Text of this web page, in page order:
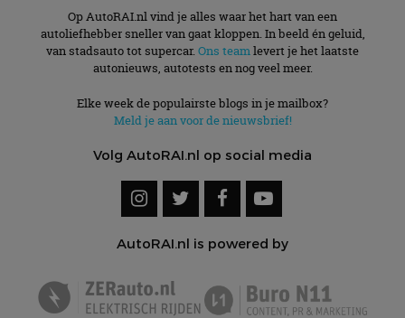
Op AutoRAI.nl vind je alles waar het hart van een
autoliefhebber sneller van gaat kloppen. In beeld én geluid,
van stadsauto tot supercar. Ons teamlevert je het laatste
autonieuws, autotests en nog veel meer.
Elke week de populairste blogs in je mailbox?
Meld je aan voor de nieuwsbrief!
Volg AutoRAI.nl op social media
AutoRAI.nl is powered by